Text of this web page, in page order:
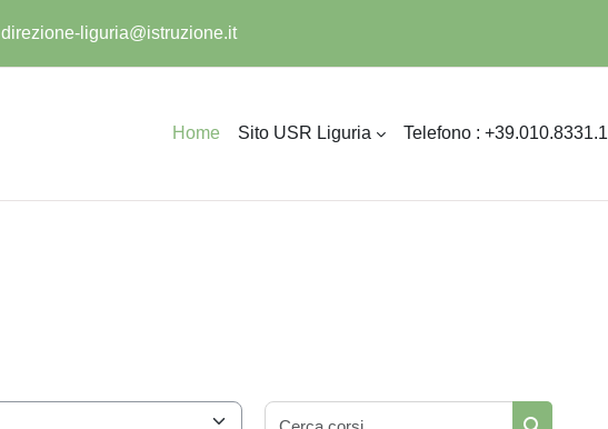
direzione-liguria@istruzione.it
Home Sito USR Liguria Telefono : +39.010.8331.1
Cerca corsi